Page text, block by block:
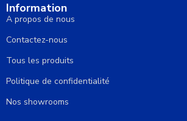
Information
A propos de nous
Contactez-nous
Tous les produits
Politique de confidentialité
Nos showrooms